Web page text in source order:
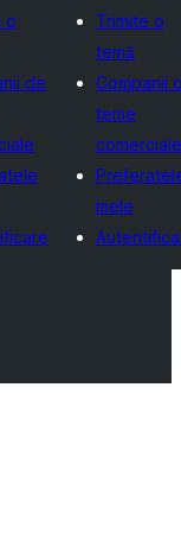
o
de
Trimite o
temă
Companii
teme
comerciale
mele